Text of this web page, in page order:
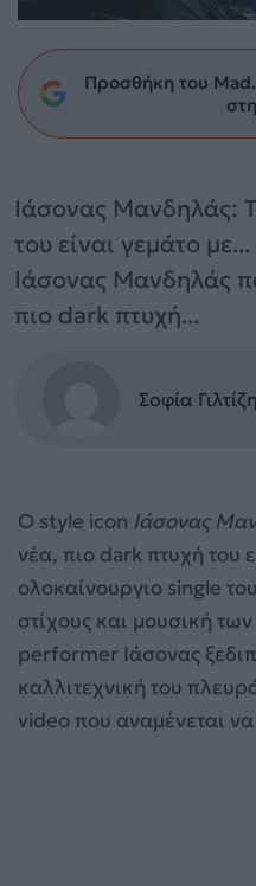
Προσθήκη του
Ιάσονας Μανδηλάς:
του είναι γεμάτο
Ιάσονας Μανδηλάς
πιο dark πτυχή...
Σοφία Γιλτίζη
Ο style icon Ιάσονας
νέα, πιο dark πτυχή του
ολοκαίνουργιο single
στίχους και μουσική
performer Ιάσονας
καλλιτεχνική του
video που αναμένεται να